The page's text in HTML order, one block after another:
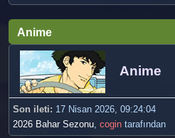
Anime
Anime
Son ileti: 17 Nisan 2026, 09:24:04
2026 Bahar Sezonu, cogin tarafından